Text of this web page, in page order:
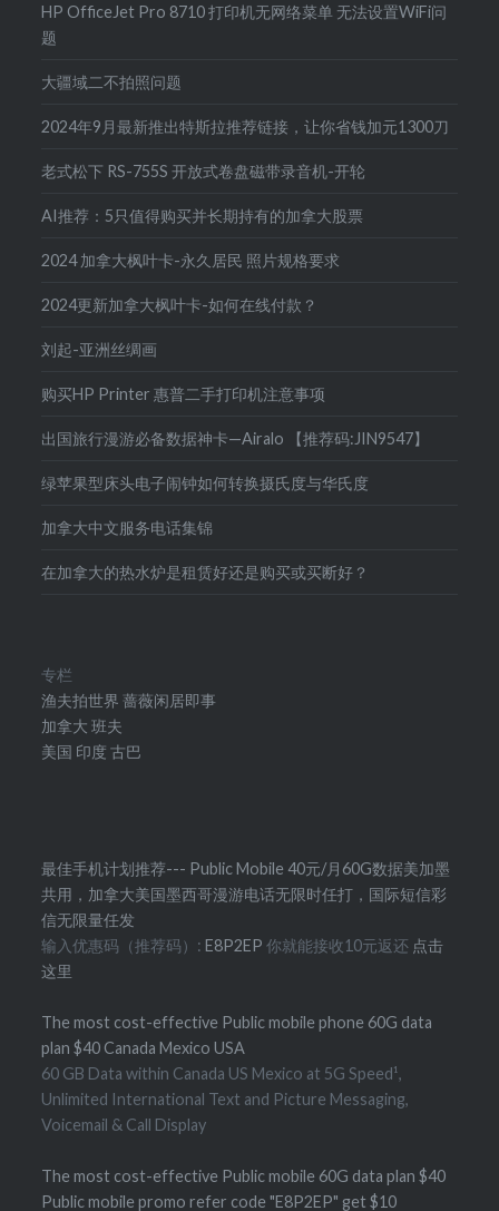
HP OfficeJet Pro 8710 打印机无网络菜单 无法设置WiFi问
题
大疆域二不拍照问题
2024年9月最新推出特斯拉推荐链接，让你省钱加元1300刀
老式松下 RS-755S 开放式卷盘磁带录音机-开轮
AI推荐：5只值得购买并长期持有的加拿大股票
2024 加拿大枫叶卡-永久居民 照片规格要求
2024更新加拿大枫叶卡-如何在线付款？
刘起-亚洲丝绸画
购买HP Printer 惠普二手打印机注意事项
出国旅行漫游必备数据神卡—Airalo 【推荐码:JIN9547】
绿苹果型床头电子闹钟如何转换摄氏度与华氏度
加拿大中文服务电话集锦
在加拿大的热水炉是租赁好还是购买或买断好？
专栏
渔夫拍世界蔷薇闲居即事
加拿大 班夫
美国 印度 古巴
最佳手机计划推荐--- Public Mobile 40元/月60G数据美加墨
共用，加拿大美国墨西哥漫游电话无限时任打，国际短信彩
信无限量任发
输入优惠码（推荐码）:E8P2EP你就能接收10元返还 点击
这里
The most cost-effective Public mobile phone 60G data
plan $40 Canada Mexico USA
60 GB Data within Canada US Mexico at 5G Speed¹,
Unlimited International Text and Picture Messaging,
Voicemail & Call Display
The most cost-effective Public mobile 60G data plan $40
Public mobile promo refer code "E8P2EP" get $10